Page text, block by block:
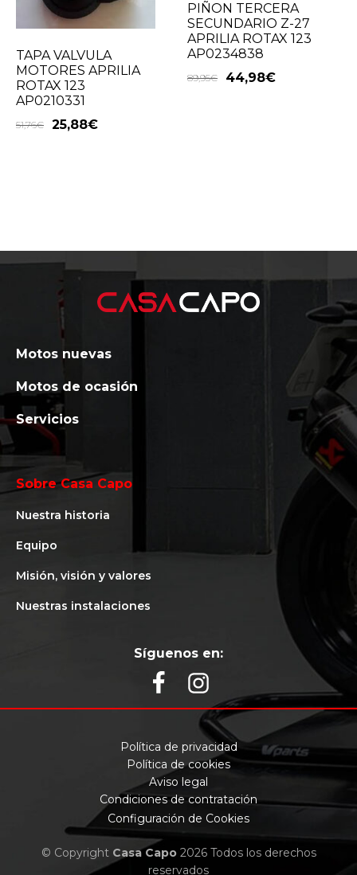
TAPA VALVULA
MOTORES APRILIA
ROTAX 123
AP0210331
51,76€ 25,88€
PIÑON TERCERA
SECUNDARIO Z-27
APRILIA ROTAX 123
AP0234838
89,95€ 44,98€
Motos nuevas
Motos de ocasión
Servicios
Sobre Casa Capo
Nuestra historia
Equipo
Misión, visión y valores
Nuestras instalaciones
Síguenos en:
© Copyright Casa Capo2026 Todos los derechos
reservados
Política de privacidad
Política de cookies
Aviso legal
Condiciones de contratación
Configuración de Cookies